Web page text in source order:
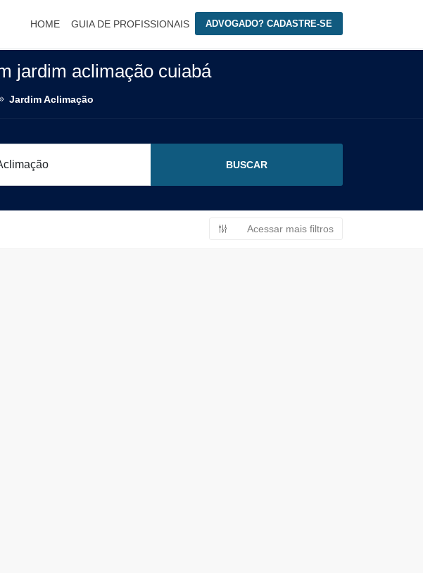
HOME GUIA DE PROFISSIONAIS ADVOGADO? CADASTRE-SE
jardim aclimação cuiabá
Jardim Aclimação
Acessar mais filtros